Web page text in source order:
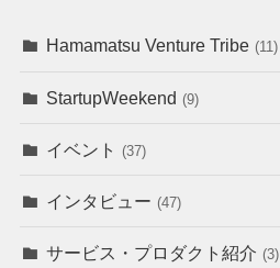
Hamamatsu Venture Tribe (11)
StartupWeekend (9)
イベント (37)
インタビュー (47)
サービス・プロダクト紹介 (3)